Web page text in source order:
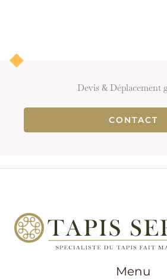
Devis & Déplacement
CONTACT
Menu